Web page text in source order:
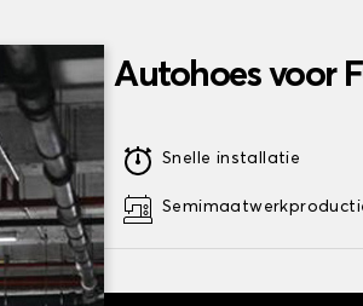
Autohoes voor
Snelle installatie